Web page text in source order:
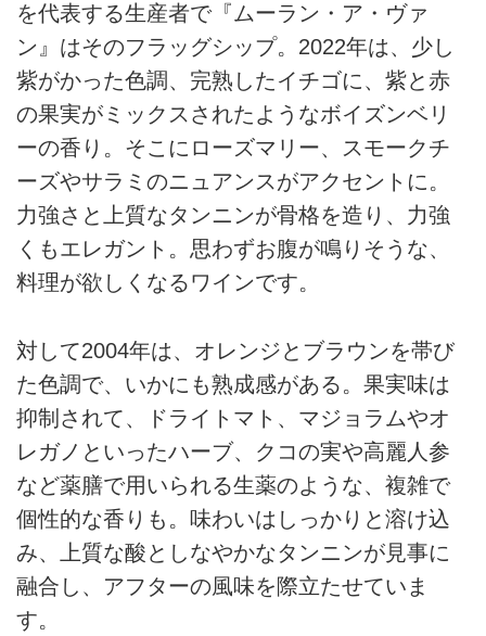
を代表する生産者で『ムーラン・ア・ヴァ
ン』はそのフラッグシップ。2022年は、少し
紫がかった色調、完熟したイチゴに、紫と赤
の果実がミックスされたようなボイズンベリ
ーの香り。そこにローズマリー、スモークチ
ーズやサラミのニュアンスがアクセントに。
力強さと上質なタンニンが骨格を造り、力強
くもエレガント。思わずお腹が鳴りそうな、
料理が欲しくなるワインです。
対して2004年は、オレンジとブラウンを帯び
た色調で、いかにも熟成感がある。果実味は
抑制されて、ドライトマト、マジョラムやオ
レガノといったハーブ、クコの実や高麗人参
など薬膳で用いられる生薬のような、複雑で
個性的な香りも。味わいはしっかりと溶け込
み、上質な酸としなやかなタンニンが見事に
融合し、アフターの風味を際立たせていま
す。